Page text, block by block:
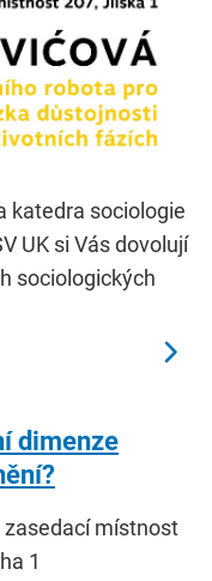
katedra sociologie
UK si Vás dovolují
sociologických
dimenze
zasedací místnost
1